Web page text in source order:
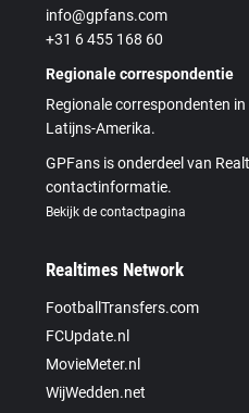
info@gpfans.com
+31 6 455 168 60
Regionale correspondentie
Regionale correspondenten
Latijns-Amerika.
GPFans is onderdeel van
contactinformatie.
Bekijk de contactpagina
Realtimes Network
FootballTransfers.com
FCUpdate.nl
MovieMeter.nl
WijWedden.net